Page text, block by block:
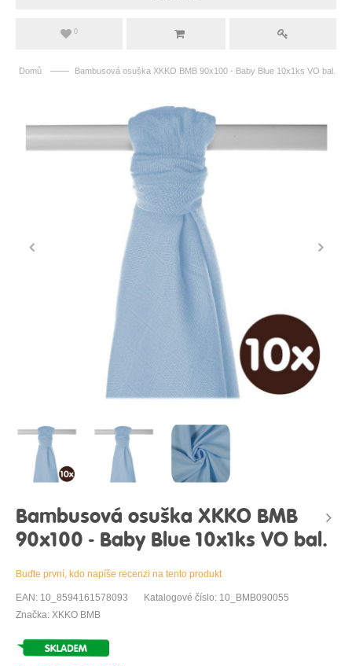
0
Domů —— Bambusová osuška XKKO BMB 90x100 - Baby Blue 10x1ks VO bal.
Bambusová osuška XKKO BMB
90x100 - Baby Blue 10x1ks VO bal.
Buďte první, kdo napíše recenzi na tento produkt
EAN: 10_8594161578093
Katalogové číslo: 10_BMB090055
Značka: XKKO BMB